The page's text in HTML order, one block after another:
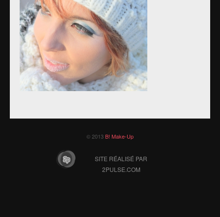
© 2013B! Make-Up
SITE RÉALISÉ PAR
2PULSE.COM